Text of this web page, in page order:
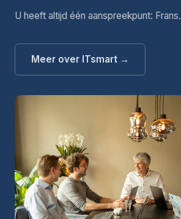
U heeft altijd één aanspreekpunt: Frans.
Meer over ITsmart →